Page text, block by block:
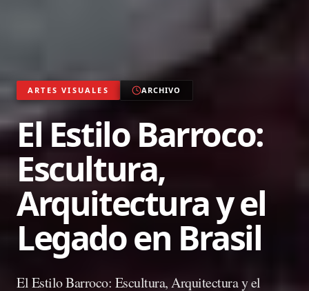
ARTES VISUALES ARCHIVO
El Estilo Barroco:
Escultura,
Arquitectura y el
Legado en Brasil
El Estilo Barroco: Escultura, Arquitectura y el